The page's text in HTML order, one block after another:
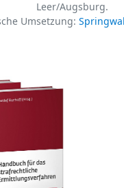
Leer/Augsburg.
Umsetzung: